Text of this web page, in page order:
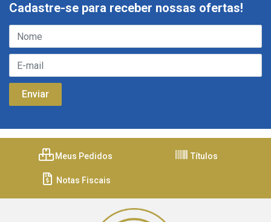
Cadastre-se para receber nossas ofertas!
Meus Pedidos Títulos
Notas Fiscais